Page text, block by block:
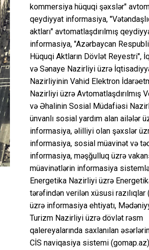
kommersiya hüquqi şəxslər"
qeydiyyat informasiya,
aktları" avtomatlaşdırılmış
informasiya, "Azərbaycan
Hüquqi Aktların Dövlət Reyestri",
və Sənaye Nazirliyi üzrə
Nazirliyinin Vahid Elektron
Nazirliyi üzrə Avtomatlaşdırılmış
və Əhalinin Sosial Müdafiəsi
ünvanlı sosial yardım alan ailələr
informasiya, əlilliyi olan şəxslər
informasiya, sosial müavinət və
informasiya, məşğulluq üzrə
müavinətlərin informasiya
Energetika Nazirliyi üzrə
tərəfindən verilən xüsusi
üzrə informasiya ehtiyatı,
Turizm Nazirliyi üzrə dövlət rəsm
qalereyalarında saxlanılan
CİS naviqasiya sistemi